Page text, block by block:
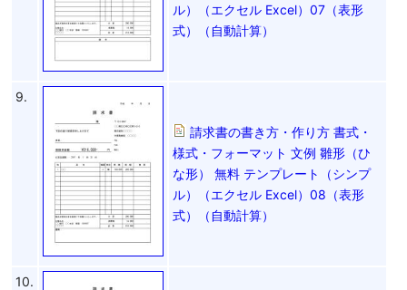
ル）（エクセル Excel）07（表形
式）（自動計算）
9.
請求書の書き方・作り方 書式・
様式・フォーマット 文例 雛形（ひ
な形） 無料 テンプレート（シンプ
ル）（エクセル Excel）08（表形
式）（自動計算）
10.